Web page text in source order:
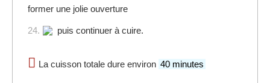
former une jolie ouverture
24. puis continuer à cuire.
La cuisson totale dure environ 40 minutes